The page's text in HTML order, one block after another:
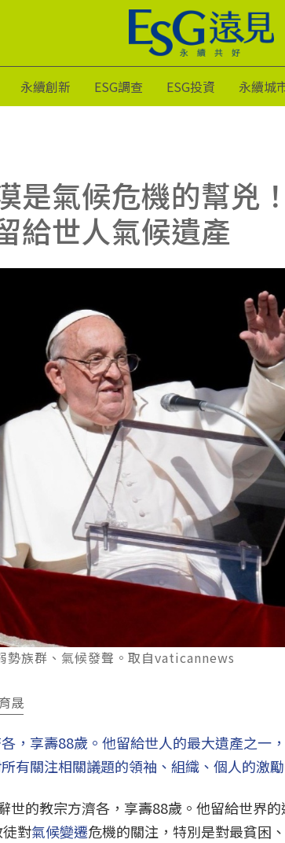
永續創新 ESG調查 ESG投資 永續城
是氣候危機的幫
給世人氣候遺產
勢族群、氣候發聲。取自vaticannews
晟
，享壽88歲。他留給世人的最大遺產之一
有關注相關議題的領袖、組織、個人的激勵
世的教宗方濟各，享壽88歲。他留給世界
對氣候變遷危機的關注，特別是對最貧困